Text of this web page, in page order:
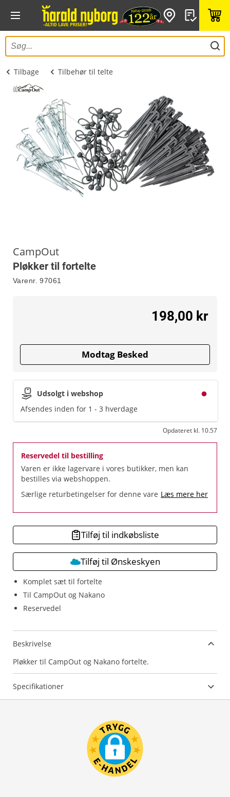
Tilbage Tilbehør til telte
CampOut
Pløkker til fortelte
Varenr. 97061
Komplet sæt til fortelte
Til CampOut og Nakano
Reservedel
Udsolgt i webshop
Afsendes inden for 1 - 3 hverdage
Opdateret kl. 10.57
Reservedel til bestilling
Varen er ikke lagervare i vores butikker, men kan
bestilles via webshoppen.
Særlige returbetingelser for denne vare Læs mere her
198,00 kr
Modtag Besked
Tilføj til indkøbsliste
Tilføj til Ønskeskyen
Beskrivelse
Pløkker til CampOut og Nakano fortelte.
Specifikationer